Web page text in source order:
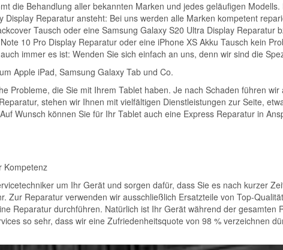
die Behandlung aller bekannten Marken und jedes geläufigen
Display Reparatur ansteht: Bei uns werden alle Marken kompetent
Tausch oder eine Samsung Galaxy S20 Ultra Display Reparatur
10 Pro Display Reparatur oder eine iPhone XS Akku Tausch kein
immer es ist: Wenden Sie sich einfach an uns, denn wir sind die
Apple iPad, Samsung Galaxy Tab und Co.
Probleme, die Sie mit Ihrem Tablet haben. Je nach Schaden führen
stehen wir Ihnen mit vielfältigen Dienstleistungen zur Seite,
Wunsch können Sie für Ihr Tablet auch eine Express Reparatur in
Kompetenz
um Ihr Gerät und sorgen dafür, dass Sie es nach kurzer
Zur Reparatur verwenden wir ausschließlich Ersatzteile von Top-
Reparatur durchführen. Natürlich ist Ihr Gerät während der
so sehr, dass wir eine Zufriedenheitsquote von 98 % verzeichnen